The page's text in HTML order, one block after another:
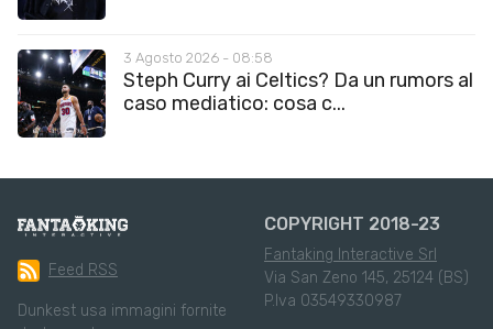
3 Agosto 2026 - 08:58
Steph Curry ai Celtics? Da un rumors al
caso mediatico: cosa c...
Feed RSS
Dunkest usa immagini fornite
COPYRIGHT 2018-23
Fantaking Interactive Srl
Via San Zeno 145, 25124 (BS)
P.Iva 03549330987